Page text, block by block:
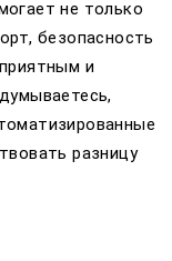
не только
безопасность
и
разницу